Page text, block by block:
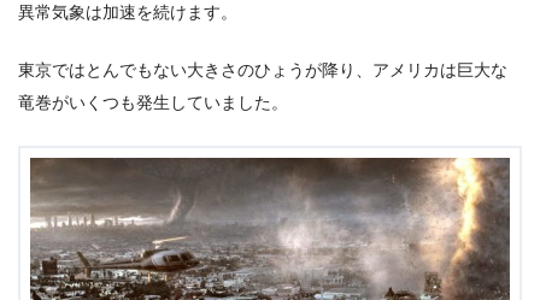
異常気象は加速を続けます。
東京ではとんでもない大きさのひょうが降り、アメリカは巨大な
竜巻がいくつも発生していました。